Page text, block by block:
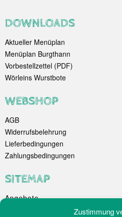
Zustimmung
DOWNLOADS
Aktueller Menüplan
Menüplan Burgthann
Vorbestellzettel (PDF)
Wörleins Wurstbote
WEBSHOP
AGB
Widerrufsbelehrung
Lieferbedingungen
Zahlungsbedingungen
SITEMAP
Angebote